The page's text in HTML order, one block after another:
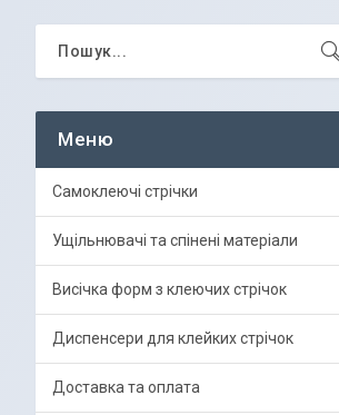
Самоклеючі стрічки
Ущільнювачі та спінені матеріали
Висічка форм з клеючих стрічок
Диспенсери для клейких стрічок
Доставка та оплата